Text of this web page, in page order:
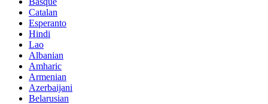
Catalan
Esperanto
Hindi
Lao
Albanian
Amharic
Armenian
Azerbaijani
Belarusian